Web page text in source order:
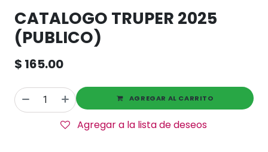
CATALOGO TRUPER 2025
(PUBLICO)
$ 165.00
AGREGAR AL CARRITO
Agregar a la lista de deseos